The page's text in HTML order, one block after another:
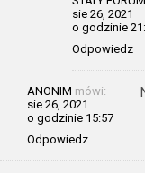
sie 26, 2021
o godzinie
Odpowiedz
ANONIM mówi:
sie 26, 2021
o godzinie 15:57
Odpowiedz